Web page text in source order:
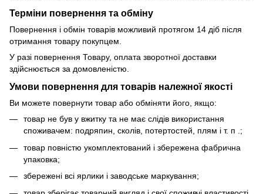
Терміни повернення та обміну
Повернення і обмін товарів можливий протягом 14 діб після
отримання товару покупцем.
У разі повернення Товару, оплата зворотної доставки
здійснюється за домовленістю.
Умови повернення для товарів належної якості
Ви можете повернути товар або обміняти його, якщо:
товар не був у вжитку та не має слідів використання
споживачем: подряпин, сколів, потертостей, плям і т. п .;
товар повністю укомплектований і збережена фабрична
упаковка;
збережені всі ярлики і заводське маркування;